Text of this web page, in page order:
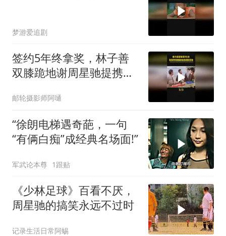
梦游爱追剧
签约5年终拿奖，林子善
双膝跪地谢周星驰提携之
邮轮摄影师阿嗵
“徐朗电梯遇奇葩，一句
“有俩白痴”成经典名场面!”
军武论本尊 1跟贴
《少林足球》百看不厌，
周星驰的搞笑永远不过时
记录生活日常阿蜴